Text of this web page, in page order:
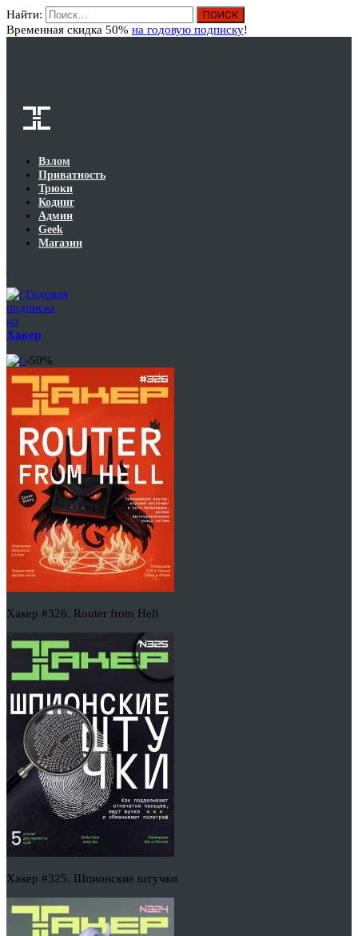
Найти:
Временная скидка 50% на годовую подписку!
Взлом
Приватность
Трюки
Кодинг
Админ
Geek
Магазин
Годовая
подписка
на
Хакер
-50%
Хакер #326. Router from Hell
Хакер #325. Шпионские штучки